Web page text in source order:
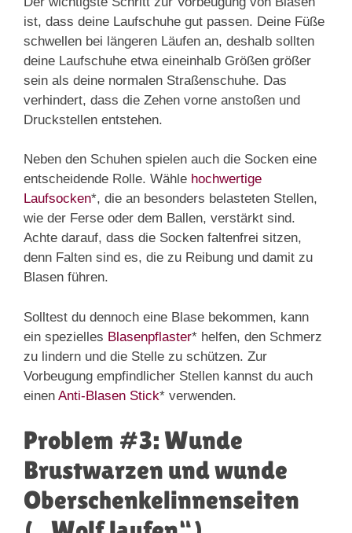
ist, dass deine Laufschuhe gut passen. Deine Füße
schwellen bei längeren Läufen an, deshalb sollten
deine Laufschuhe etwa eineinhalb Größen größer
sein als deine normalen Straßenschuhe. Das
verhindert, dass die Zehen vorne anstoßen und
Druckstellen entstehen.
Neben den Schuhen spielen auch die Socken eine
entscheidende Rolle. Wähle hochwertige
Laufsocken*, die an besonders belasteten Stellen,
wie der Ferse oder dem Ballen, verstärkt sind.
Achte darauf, dass die Socken faltenfrei sitzen,
denn Falten sind es, die zu Reibung und damit zu
Blasen führen.
Solltest du dennoch eine Blase bekommen, kann
ein spezielles Blasenpflaster* helfen, den Schmerz
zu lindern und die Stelle zu schützen. Zur
Vorbeugung empfindlicher Stellen kannst du auch
einen Anti-Blasen Stick* verwenden.
Problem #3: Wunde
Brustwarzen und wunde
Oberschenkelinnenseiten